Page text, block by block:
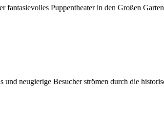
fantasievolles Puppentheater in den Großen
und neugierige Besucher strömen durch die